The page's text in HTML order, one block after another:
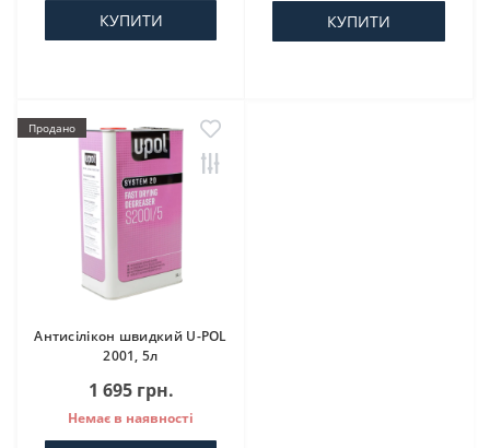
КУПИТИ КУПИТИ
Продано
Антисілікон швидкий U-POL
2001, 5л
1 695 грн.
Немає в наявності